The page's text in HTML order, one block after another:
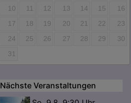
10
11 12 13 14 15
16
17
18 19 20 21 22
23
24
25 26 27 28 29
30
31
Nächste Veranstaltungen